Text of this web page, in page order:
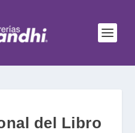
del Libro